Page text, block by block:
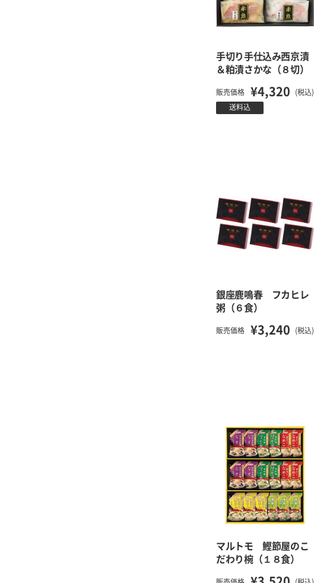
手切り手仕込み西京漬
＆粕漬さかな（８切）
販売価格 ¥4,320 (税込)
送料込
銀座鹿鳴春 フカヒレ
粥（６食）
販売価格 ¥3,240 (税込)
マルトモ 鰹節屋のこ
だわり椀（１８食）